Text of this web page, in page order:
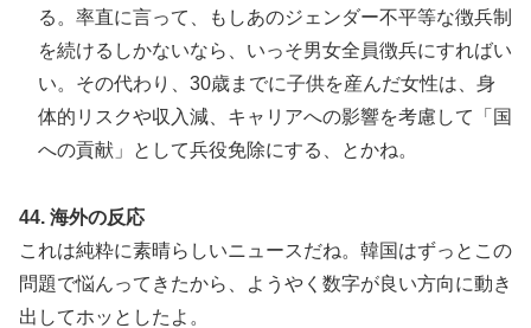
る。率直に言って、もしあのジェンダー不平等な徴兵制
を続けるしかないなら、いっそ男女全員徴兵にすればい
い。その代わり、30歳までに子供を産んだ女性は、身
体的リスクや収入減、キャリアへの影響を考慮して「国
への貢献」として兵役免除にする、とかね。
44. 海外の反応
これは純粋に素晴らしいニュースだね。韓国はずっとこの
問題で悩んってきたから、ようやく数字が良い方向に動き
出してホッとしたよ。